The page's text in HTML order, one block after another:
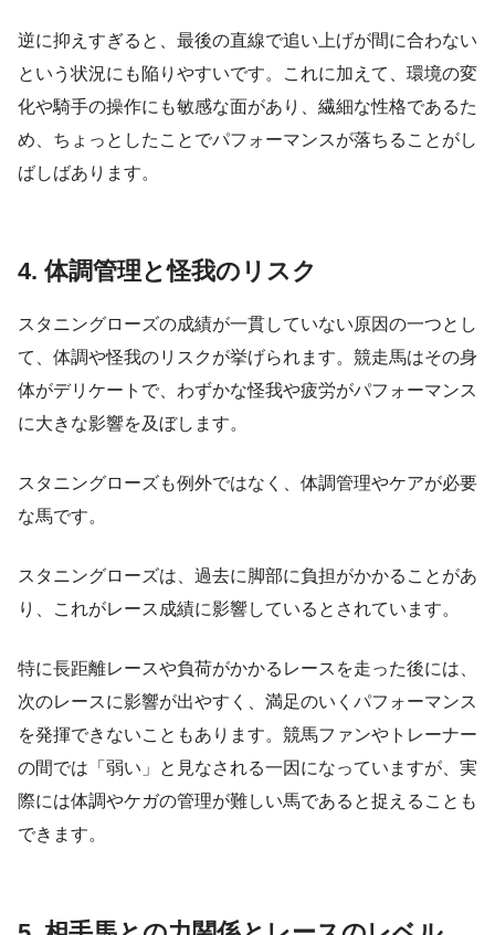
逆に抑えすぎると、最後の直線で追い上げが間に合わない
という状況にも陥りやすいです。これに加えて、環境の変
化や騎手の操作にも敏感な面があり、繊細な性格であるた
め、ちょっとしたことでパフォーマンスが落ちることがし
ばしばあります。
4. 体調管理と怪我のリスク
スタニングローズの成績が一貫していない原因の一つとし
て、体調や怪我のリスクが挙げられます。競走馬はその身
体がデリケートで、わずかな怪我や疲労がパフォーマンス
に大きな影響を及ぼします。
スタニングローズも例外ではなく、体調管理やケアが必要
な馬です。
スタニングローズは、過去に脚部に負担がかかることがあ
り、これがレース成績に影響しているとされています。
特に長距離レースや負荷がかかるレースを走った後には、
次のレースに影響が出やすく、満足のいくパフォーマンス
を発揮できないこともあります。競馬ファンやトレーナー
の間では「弱い」と見なされる一因になっていますが、実
際には体調やケガの管理が難しい馬であると捉えることも
できます。